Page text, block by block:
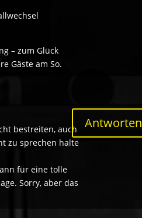
– zum Glück
Gäste am So.
bestreiten, auch
zu sprechen halte
für eine tolle
Sorry, aber das
Antworten